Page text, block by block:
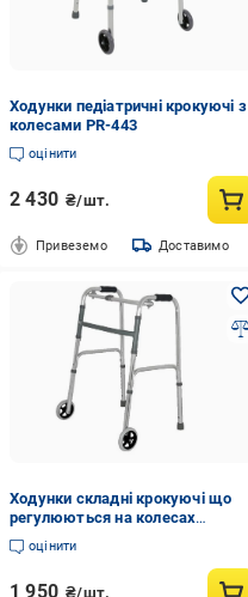
Ходунки педіатричні крокуючі з
колесами PR-443
оцінити
2 430 ₴/шт.
Привеземо Доставимо
Ходунки складні крокуючі що
регулюються на колесах
Ersamed FY 912L (2280087880)
оцінити
1 950 ₴/шт.